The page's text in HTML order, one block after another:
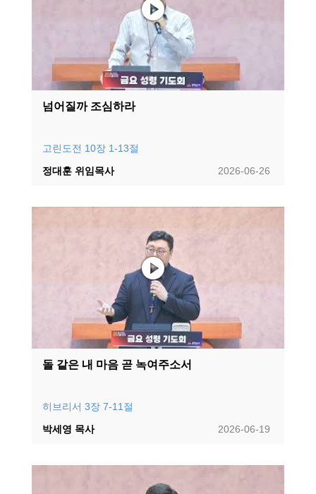
넘어질까 조심하라
고린도전 10장 1-13절
2026-06-26
정대훈 위임목사
돌 같은 내 마음 곧 녹여주소서
히브리서 3장 7-11절
2026-06-19
박세영 목사